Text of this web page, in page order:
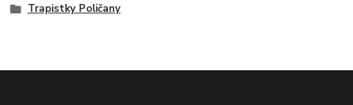
Trapistky Poličany